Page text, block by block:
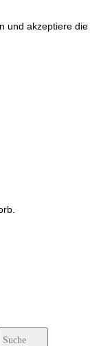
und akzeptiere die
Suche